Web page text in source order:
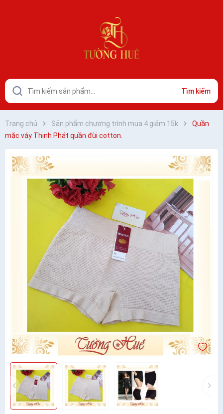
Tìm kiếm
Trang chủ Sản phẩm chương trình mua 4 giảm 15k
Quần
mặc váy Thịnh Phát quần đùi cotton.